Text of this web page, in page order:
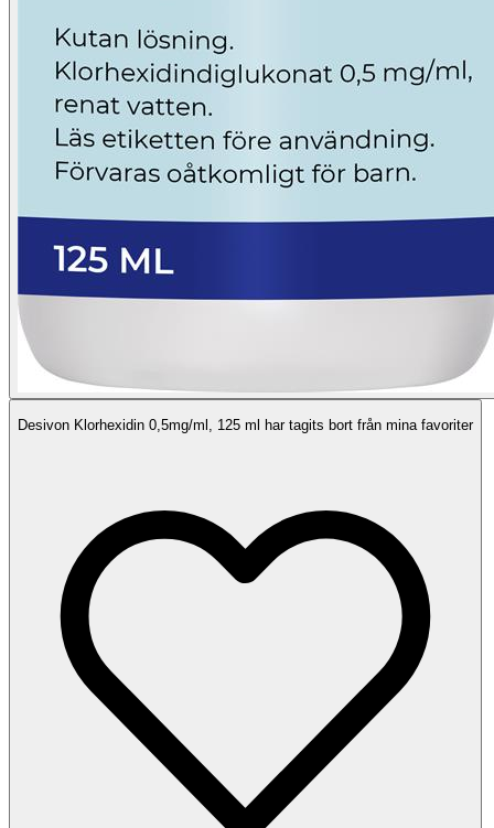
Desivon Klorhexidin 0,5mg/ml, 125 ml har tagits bort från mina favoriter